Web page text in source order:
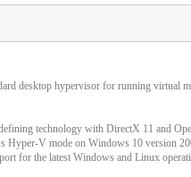
desktop hypervisor for running virtual
technology with DirectX 11 and
Hyper-V mode on Windows 10 version
for the latest Windows and Linux